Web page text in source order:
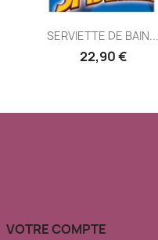
Aperçu rapide
SERVIETTE DE BAIN...
22,90 €
VOTRE COMPTE